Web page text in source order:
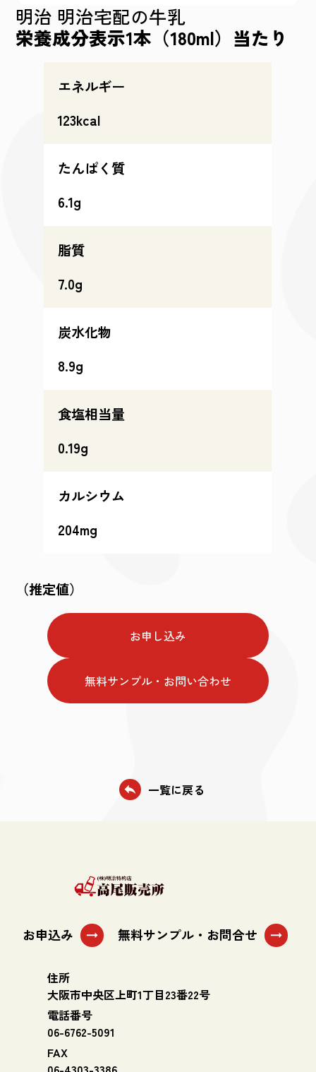
明治 明治宅配の牛乳
栄養成分表示1本（180ml）当たり
エネルギー
123kcal
たんぱく質
6.1g
脂質
7.0g
炭水化物
8.9g
食塩相当量
0.19g
カルシウム
204mg
（推定値）
お申し込み
無料サンプル・お問い合わせ
reply 一覧に戻る
お申込み arrow_right_alt 無料サンプル・お問合せ arrow_right_alt
住所
大阪市中央区上町1丁目23番22号
電話番号
06-6762-5091
FAX